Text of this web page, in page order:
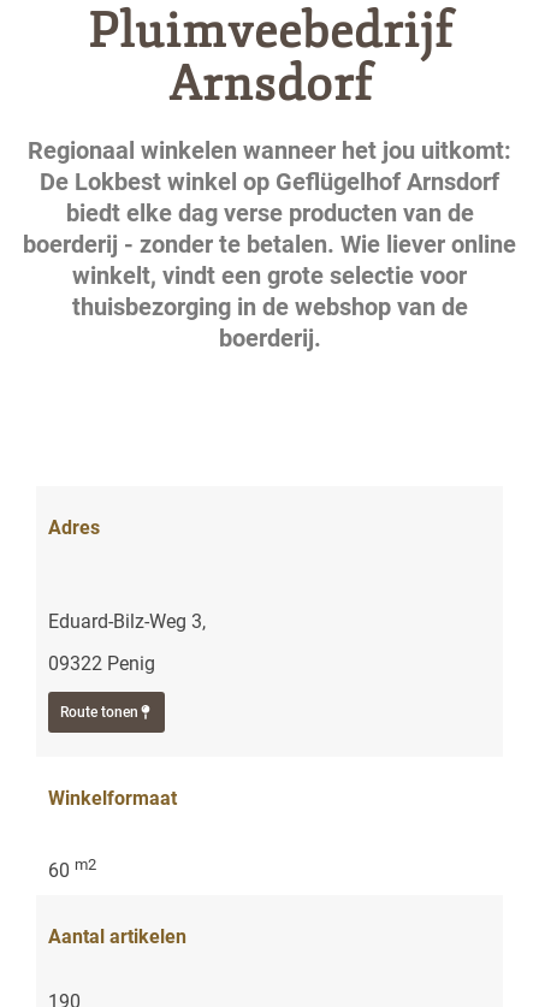
Pluimveebedrijf
Arnsdorf
Regionaal winkelen wanneer het jou uitkomt:
De Lokbest winkel op Geflügelhof Arnsdorf
biedt elke dag verse producten van de
boerderij - zonder te betalen. Wie liever online
winkelt, vindt een grote selectie voor
thuisbezorging in de webshop van de
boerderij.
Adres
Eduard-Bilz-Weg 3,
09322 Penig
Route tonen
Winkelformaat
60 m2
Aantal artikelen
190